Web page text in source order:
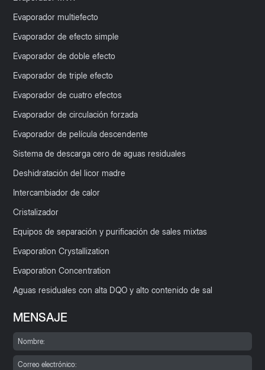
Evaporador multiefecto
Evaporador de efecto simple
Evaporador de doble efecto
Evaporador de triple efecto
Evaporador de cuatro efectos
Evaporador de circulación forzada
Evaporador de película descendente
Sistema de descarga cero de aguas residuales
Deshidratación del licor madre
Intercambiador de calor
Cristalizador
Equipos de separación y purificación de sales mixtas
Evaporation Crystallization
Evaporation Concentration
Aguas residuales con alta DQO y alto contenido de sal
MENSAJE